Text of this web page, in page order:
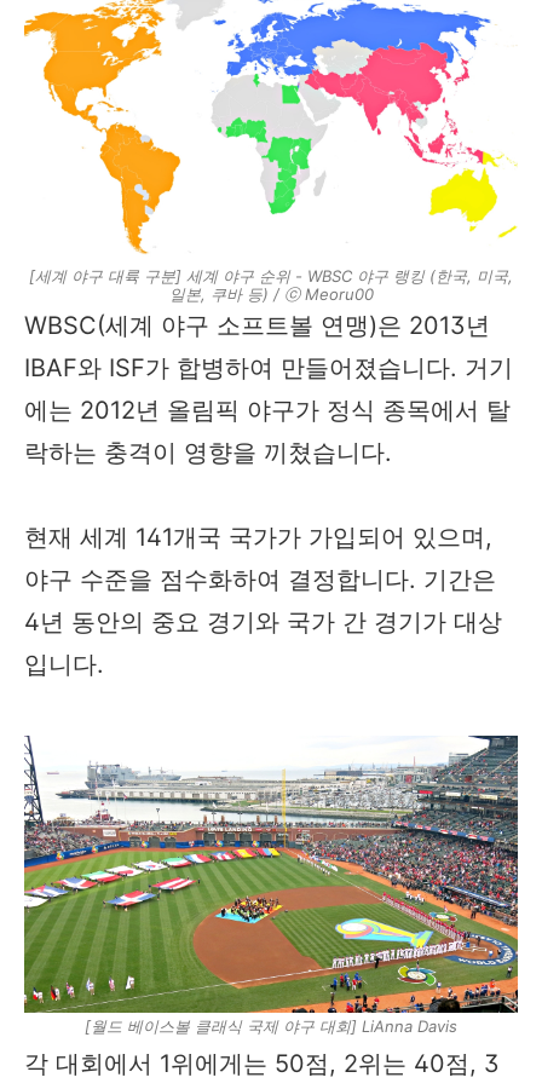
[세계 야구 대륙 구분] 세계 야구 순위 - WBSC 야구 랭킹 (한국, 미국,
일본, 쿠바 등) / ⓒ Meoru00
WBSC(세계 야구 소프트볼 연맹)은 2013년
IBAF와 ISF가 합병하여 만들어졌습니다. 거기
에는 2012년 올림픽 야구가 정식 종목에서 탈
락하는 충격이 영향을 끼쳤습니다.
현재 세계 141개국 국가가 가입되어 있으며,
야구 수준을 점수화하여 결정합니다. 기간은
4년 동안의 중요 경기와 국가 간 경기가 대상
입니다.
[월드 베이스볼 클래식 국제 야구 대회] LiAnna Davis
각 대회에서 1위에게는 50점, 2위는 40점, 3